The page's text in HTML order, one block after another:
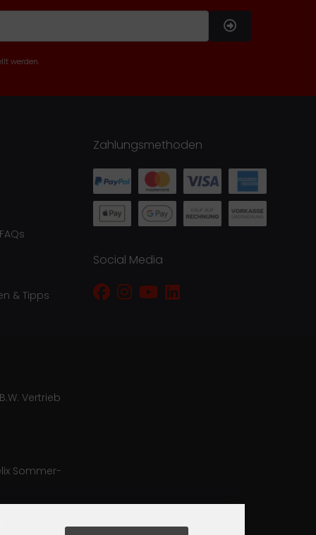
werden.
& Tipps
Vertrieb
Sommer-
Zahlungsmethoden
Social Media